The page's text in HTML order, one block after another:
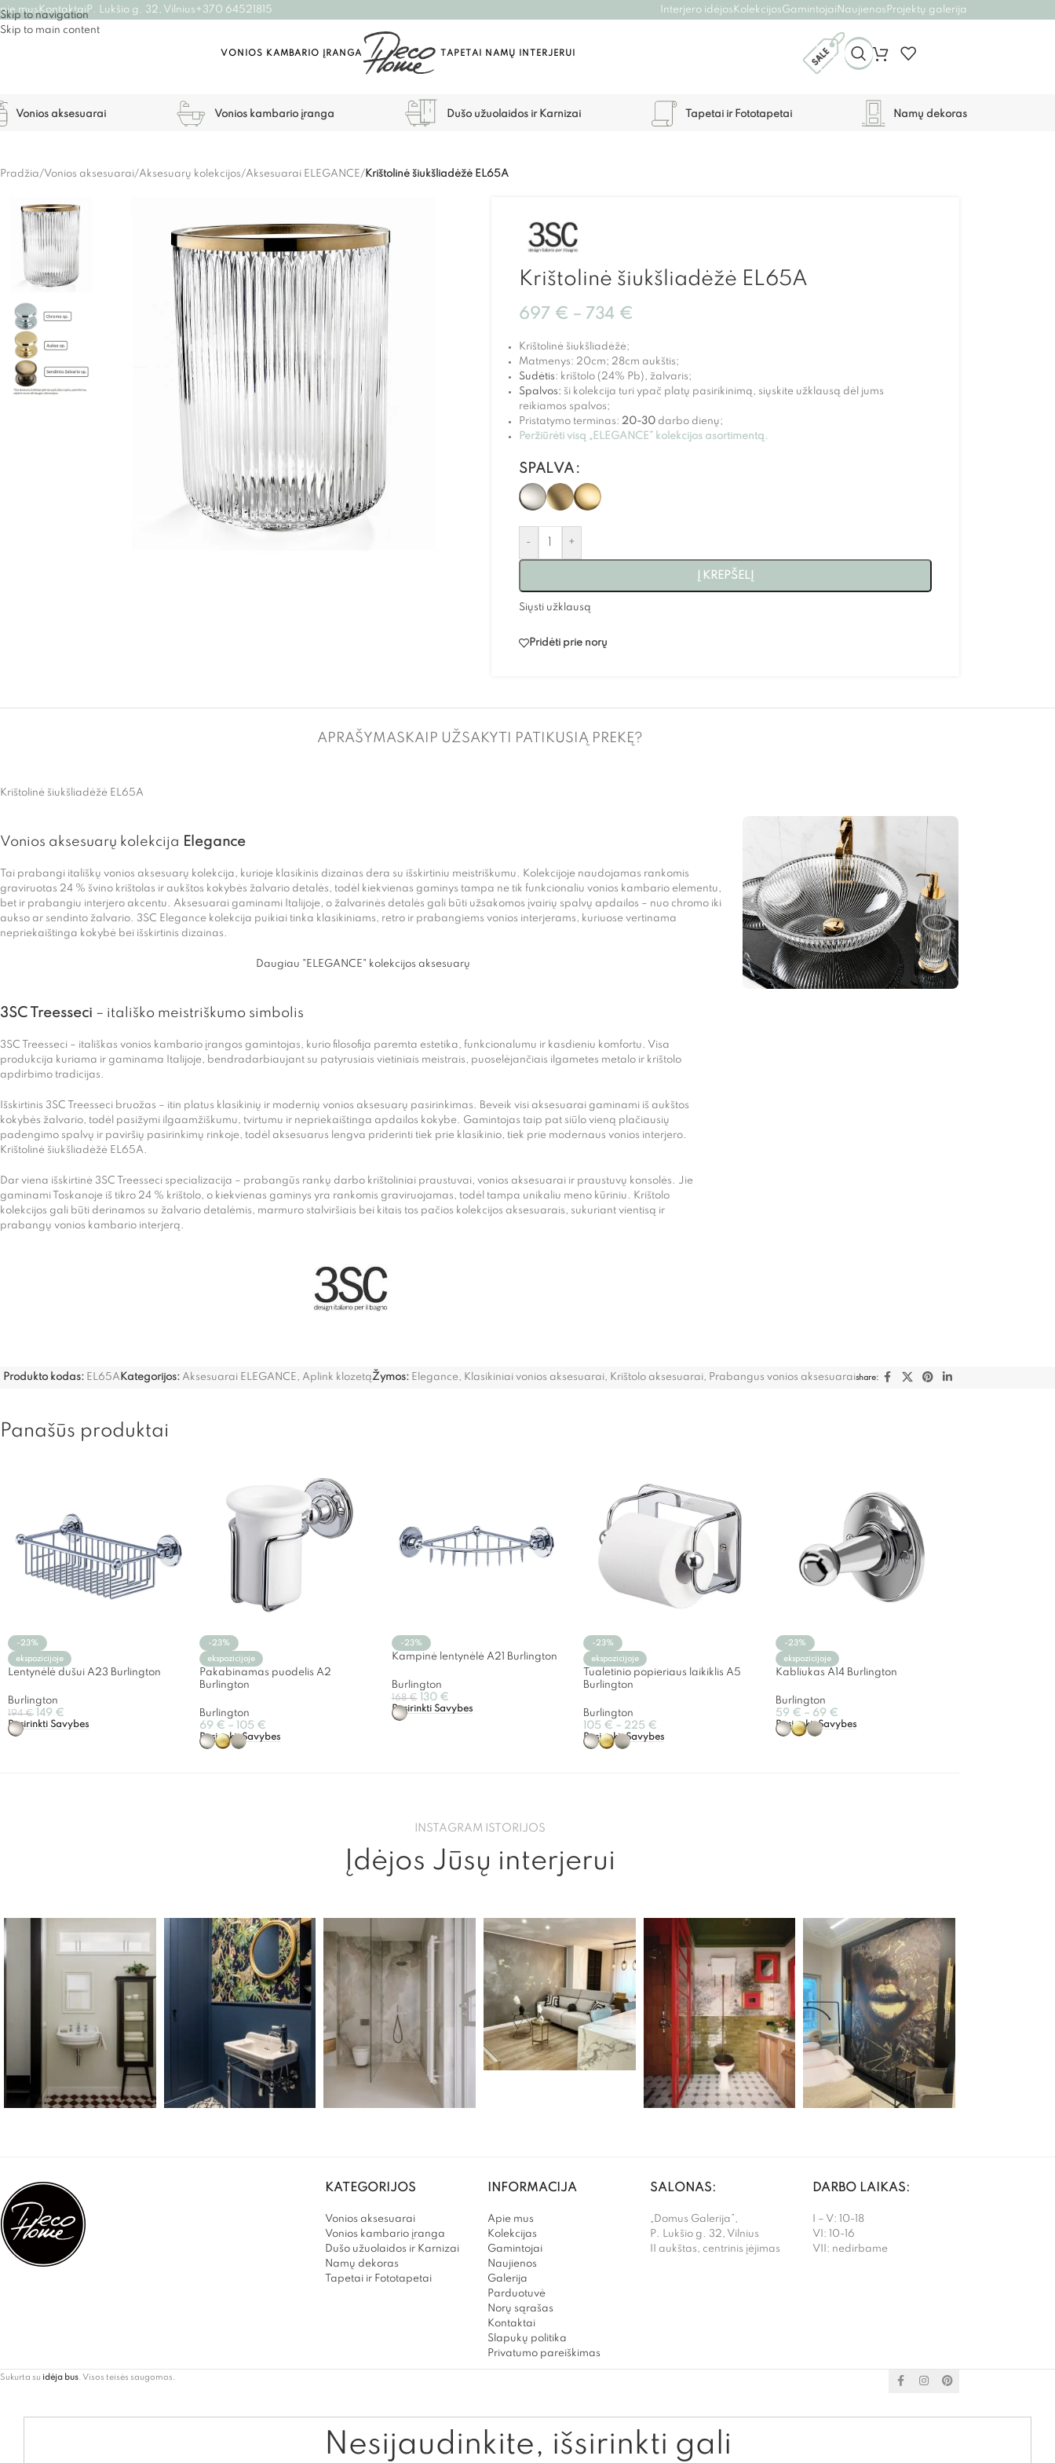
Skip to navigation
Skip to main content
mus Kontaktai P. Lukšio g. 32, Vilnius +370 64521815 Interjero idėjos KolekcijosGamintojai Naujienos Projektų galerija
VONIOS KAMBARIO ĮRANGA TAPETAI NAMŲ INTERJERUI
Vonios aksesuarai Vonios kambario įranga Dušo užuolaidos ir Karnizai Tapetai ir Fototapetai Namų dekoras
Pradžia/Vonios aksesuarai/Aksesuarų kolekcijos/Aksesuarai ELEGANCE/ Krištolinė šiukšliadėžė EL65A
Krištolinė šiukšliadėžė EL65A
697 € – 734 €
Krištolinė šiukšliadėžė;
Matmenys: 20cm; 28cm aukštis;
Sudėtis: krištolo (24% Pb), žalvaris;
Spalvos: ši kolekcija turi ypač platų pasirikinimą, siųskite užklausą dėl jums
reikiamos spalvos;
Pristatymo terminas: 20-30darbo dienų;
Peržiūrėti visą „ELEGANCE” kolekcijos asortimentą.
SPALVA
- +
Į KREPŠELĮ
Siųsti užklausą
Pridėti prie norų
APRAŠYMAS KAIP UŽSAKYTI PATIKUSIĄ PREKĘ?
Krištolinė šiukšliadėžė EL65A
Vonios aksesuarų kolekcija Elegance
Tai prabangi itališkų vonios aksesuarų kolekcija, kurioje klasikinis dizainas dera su išskirtiniu meistriškumu. Kolekcijoje naudojamas rankomis
graviruotas 24 % švino krištolas ir aukštos kokybės žalvario detalės, todėl kiekvienas gaminys tampa ne tik funkcionaliu vonios kambario elementu,
bet ir prabangiu interjero akcentu. Aksesuarai gaminami Italijoje, o žalvarinės detalės gali būti užsakomos įvairių spalvų apdailos – nuo chromo iki
aukso ar sendinto žalvario. 3SC Elegance kolekcija puikiai tinka klasikiniams, retro ir prabangiems vonios interjerams, kuriuose vertinama
nepriekaištinga kokybė bei išskirtinis dizainas.
Daugiau "ELEGANCE" kolekcijos aksesuarų
3SC Treesseci – itališko meistriškumo simbolis
3SC Treesseci – itališkas vonios kambario įrangos gamintojas, kurio filosofija paremta estetika, funkcionalumu ir kasdieniu komfortu. Visa
produkcija kuriama ir gaminama Italijoje, bendradarbiaujant su patyrusiais vietiniais meistrais, puoselėjančiais ilgametes metalo ir krištolo
apdirbimo tradicijas.
Išskirtinis 3SC Treesseci bruožas – itin platus klasikinių ir modernių vonios aksesuarų pasirinkimas. Beveik visi aksesuarai gaminami iš aukštos
kokybės žalvario, todėl pasižymi ilgaamžiškumu, tvirtumu ir nepriekaištinga apdailos kokybe. Gamintojas taip pat siūlo vieną plačiausių
padengimo spalvų ir paviršių pasirinkimų rinkoje, todėl aksesuarus lengva priderinti tiek prie klasikinio, tiek prie modernaus vonios interjero.
Krištolinė šiukšliadėžė EL65A.
Dar viena išskirtinė 3SC Treesseci specializacija – prabangūs rankų darbo krištoliniai praustuvai, vonios aksesuarai ir praustuvų konsolės. Jie
gaminami Toskanoje iš tikro 24 % krištolo, o kiekvienas gaminys yra rankomis graviruojamas, todėl tampa unikaliu meno kūriniu. Krištolo
kolekcijos gali būti derinamos su žalvario detalėmis, marmuro stalviršiais bei kitais tos pačios kolekcijos aksesuarais, sukuriant vientisą ir
prabangų vonios kambario interjerą.
Produkto kodas: EL65A Kategorijos: Aksesuarai ELEGANCE, Aplink klozetąŽymos: Elegance, Klasikiniai vonios aksesuarai, Krištolo aksesuarai, Prabangus vonios aksesuaraishare:
Panašūs produktai
-23%
ekspozicijoje
Lentynėlė dušui A23 Burlington
Burlington
194€ 149 €
Pasirinkti Savybes
-23%
ekspozicijoje
Pakabinamas puodelis A2
Burlington
Burlington
69 € – 105 €
Pasirinkti Savybes
-23%
Kampinė lentynėlė A21 Burlington
Burlington
168€ 130 €
Pasirinkti Savybes
-23%
ekspozicijoje
Tualetinio popieriaus laikiklis A5
Burlington
Burlington
105 € – 225 €
Pasirinkti Savybes
-23%
ekspozicijoje
Kabliukas A14 Burlington
Burlington
59 € – 69 €
Pasirinkti Savybes
INSTAGRAM ISTORIJOS
Įdėjos Jūsų interjerui
KATEGORIJOS
Vonios aksesuarai
Vonios kambario įranga
Dušo užuolaidos ir Karnizai
Namų dekoras
Tapetai ir Fototapetai
INFORMACIJA
Apie mus
Kolekcijas
Gamintojai
Naujienos
Galerija
Parduotuvė
Norų sąrašas
Kontaktai
Slapukų politika
Privatumo pareiškimas
SALONAS:
„Domus Galerija”,
P. Lukšio g. 32, Vilnius
II aukštas, centrinis įėjimas
DARBO LAIKAS:
I – V: 10-18
VI: 10-16
VII: nedirbame
Sukurta su idėja bus . Visos teisės saugomos.
Nesijaudinkite, išsirinkti gali